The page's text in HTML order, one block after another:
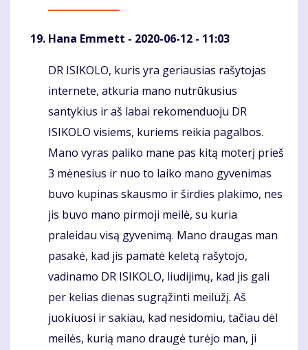
Hana Emmett - 2020-06-12 - 11:03
Komentaras
DR ISIKOLO, kuris yra geriausias rašytojas
internete, atkuria mano nutrūkusius
santykius ir aš labai rekomenduoju DR
ISIKOLO visiems, kuriems reikia pagalbos.
Mano vyras paliko mane pas kitą moterį prieš
3 mėnesius ir nuo to laiko mano gyvenimas
buvo kupinas skausmo ir širdies plakimo, nes
jis buvo mano pirmoji meilė, su kuria
praleidau visą gyvenimą. Mano draugas man
pasakė, kad jis pamatė keletą rašytojo,
vadinamo DR ISIKOLO, liudijimų, kad jis gali
per kelias dienas sugrąžinti meilužį. Aš
juokiuosi ir sakiau, kad nesidomiu, tačiau dėl
meilės, kurią mano draugė turėjo man, ji